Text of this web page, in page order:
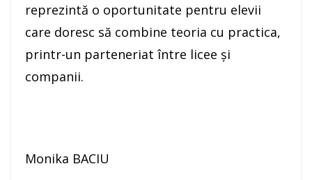
reprezintă o oportunitate pentru elevii
care doresc să combine teoria cu practica,
printr-un parteneriat între licee și
companii.
Monika BACIU